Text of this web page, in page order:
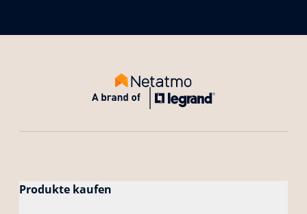
Produkte kaufen